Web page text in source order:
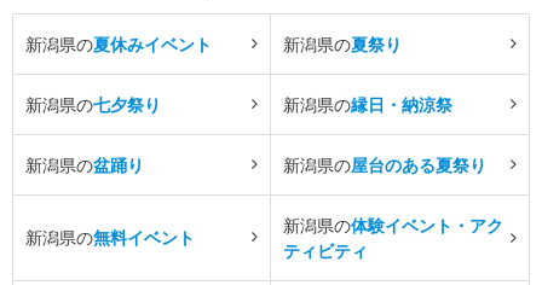
新潟県の夏休みイベント 新潟県の夏祭り
新潟県の七夕祭り 新潟県の縁日・納涼祭
新潟県の盆踊り 新潟県の屋台のある夏祭り
新潟県の無料イベント
新潟県の体験イベント・アク
ティビティ